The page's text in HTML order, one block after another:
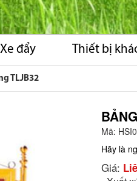
Xe đẩy Thiết bị
TLJB32
Mã:
Hãy là
Giá: